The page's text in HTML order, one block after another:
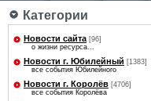
Категории
Новости сайта [96]
о жизни ресурса...
Новости г. Юбилейный [1383]
все события Юбилейного
Новости г. Королёв [4706]
все события Королёва